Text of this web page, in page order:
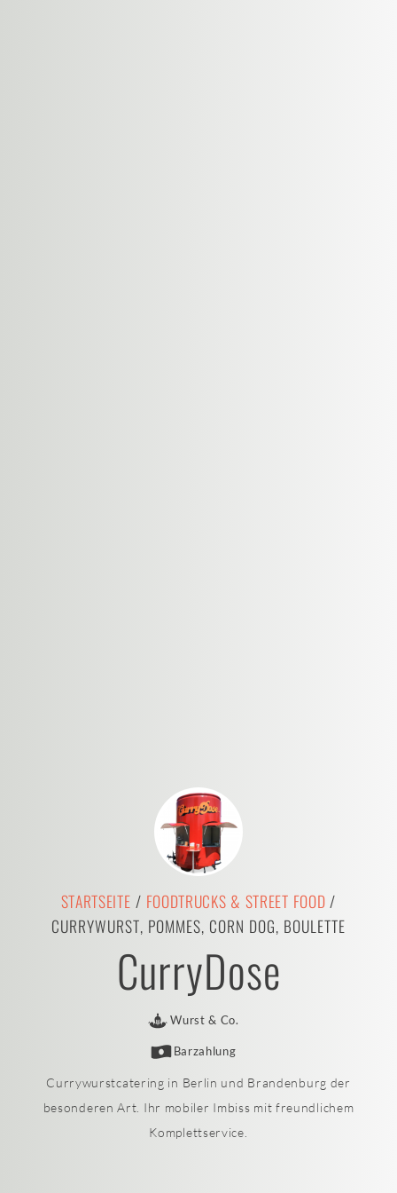
STARTSEITE / FOODTRUCKS & STREET FOOD/
CURRYWURST, POMMES, CORN DOG, BOULETTE
CurryDose
Wurst & Co.
Barzahlung
Currywurstcatering in Berlin und Brandenburg der
besonderen Art. Ihr mobiler Imbiss mit freundlichem
Komplettservice.